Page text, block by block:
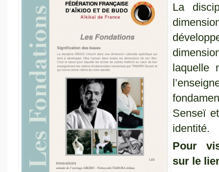
La
laquelle
Senseï
identité.
Pour
sur le